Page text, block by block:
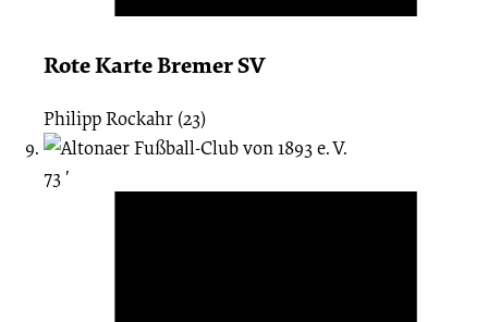
Rote Karte Bremer SV
Philipp Rockahr (23)
73 ′